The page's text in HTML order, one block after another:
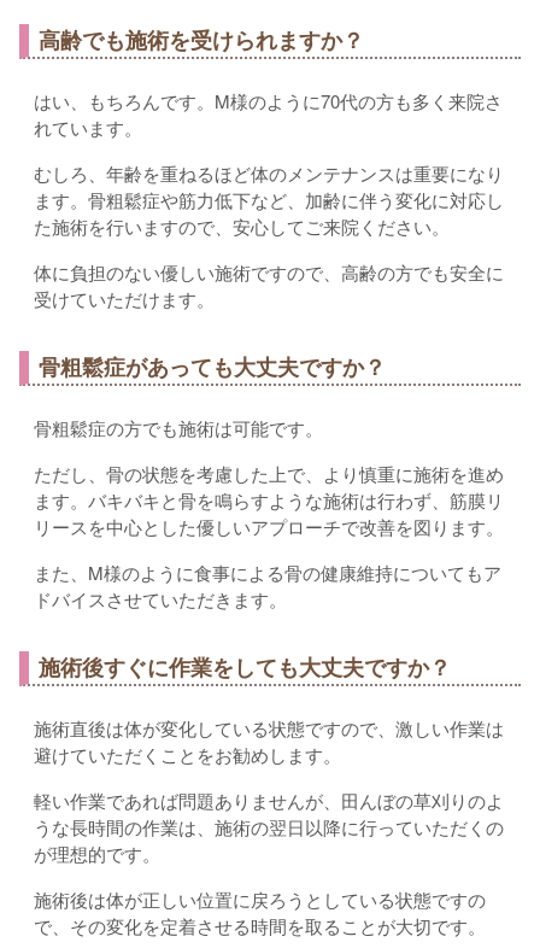
高齢でも施術を受けられますか？
はい、もちろんです。M様のように70代の方も多く来院さ
れています。
むしろ、年齢を重ねるほど体のメンテナンスは重要になり
ます。骨粗鬆症や筋力低下など、加齢に伴う変化に対応し
た施術を行いますので、安心してご来院ください。
体に負担のない優しい施術ですので、高齢の方でも安全に
受けていただけます。
骨粗鬆症があっても大丈夫ですか？
骨粗鬆症の方でも施術は可能です。
ただし、骨の状態を考慮した上で、より慎重に施術を進め
ます。バキバキと骨を鳴らすような施術は行わず、筋膜リ
リースを中心とした優しいアプローチで改善を図ります。
また、M様のように食事による骨の健康維持についてもア
ドバイスさせていただきます。
施術後すぐに作業をしても大丈夫ですか？
施術直後は体が変化している状態ですので、激しい作業は
避けていただくことをお勧めします。
軽い作業であれば問題ありませんが、田んぼの草刈りのよ
うな長時間の作業は、施術の翌日以降に行っていただくの
が理想的です。
施術後は体が正しい位置に戻ろうとしている状態ですの
で、その変化を定着させる時間を取ることが大切です。